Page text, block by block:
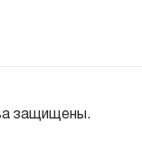
защищены.